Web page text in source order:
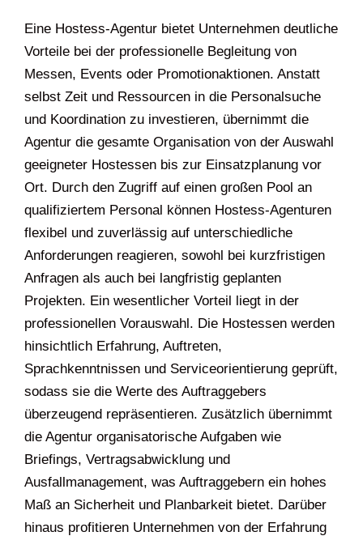
Eine Hostess-Agentur bietet Unternehmen deutliche
Vorteile bei der professionelle Begleitung von
Messen, Events oder Promotionaktionen. Anstatt
selbst Zeit und Ressourcen in die Personalsuche
und Koordination zu investieren, übernimmt die
Agentur die gesamte Organisation von der Auswahl
geeigneter Hostessen bis zur Einsatzplanung vor
Ort. Durch den Zugriff auf einen großen Pool an
qualifiziertem Personal können Hostess-Agenturen
flexibel und zuverlässig auf unterschiedliche
Anforderungen reagieren, sowohl bei kurzfristigen
Anfragen als auch bei langfristig geplanten
Projekten. Ein wesentlicher Vorteil liegt in der
professionellen Vorauswahl. Die Hostessen werden
hinsichtlich Erfahrung, Auftreten,
Sprachkenntnissen und Serviceorientierung geprüft,
sodass sie die Werte des Auftraggebers
überzeugend repräsentieren. Zusätzlich übernimmt
die Agentur organisatorische Aufgaben wie
Briefings, Vertragsabwicklung und
Ausfallmanagement, was Auftraggebern ein hohes
Maß an Sicherheit und Planbarkeit bietet. Darüber
hinaus profitieren Unternehmen von der Erfahrung